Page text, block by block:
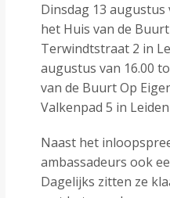
Dinsdag 13 augustus
het Huis van de
Terwindtstraat 2 in
augustus van 16.00
van de Buurt Op
Valkenpad 5 in Leiden
Naast het
ambassadeurs ook
Dagelijks zitten ze